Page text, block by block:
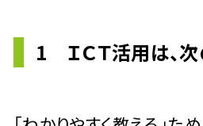
1 ＩＣＴ活用は、